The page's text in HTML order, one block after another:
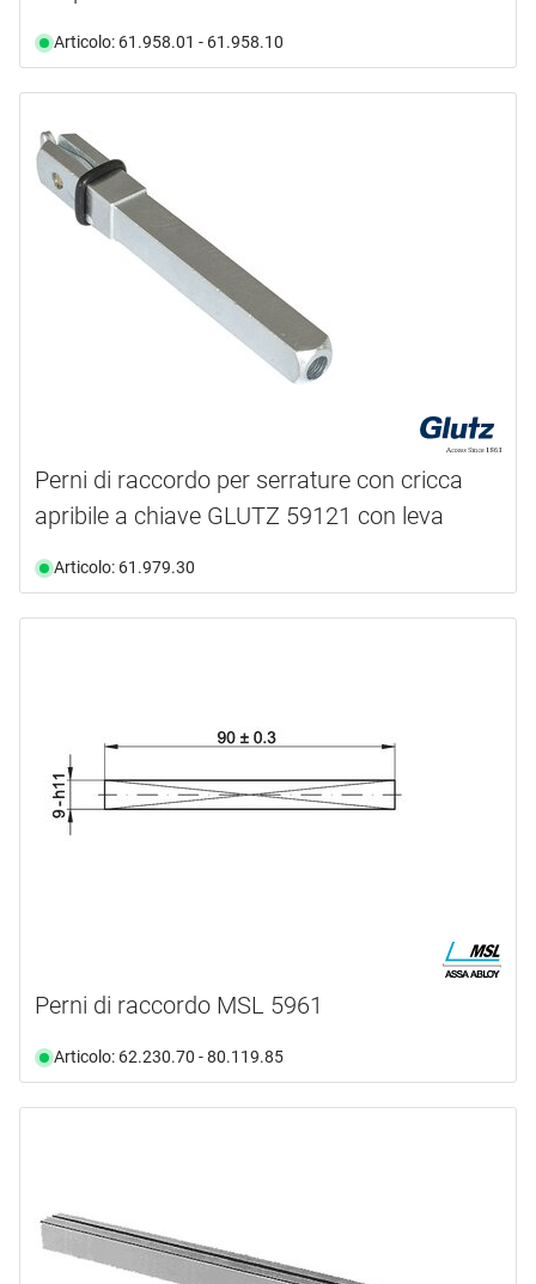
Articolo: 61.958.01 - 61.958.10
Perni di raccordo per serrature con cricca
apribile a chiave GLUTZ 59121 con leva
Articolo: 61.979.30
Perni di raccordo MSL 5961
Articolo: 62.230.70 - 80.119.85